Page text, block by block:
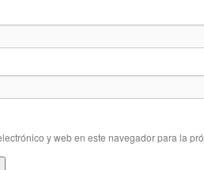
y web en este navegador para la